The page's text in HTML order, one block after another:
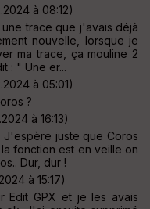
à 08:12)
trace que j'avais déjà
nouvelle, lorsque je
ma trace, ça mouline 2
: " Une er...
à 05:01)
?
à 16:13)
juste que Coros
fonction est en veille on
Dur, dur !
à 15:17)
Edit GPX et je les avais